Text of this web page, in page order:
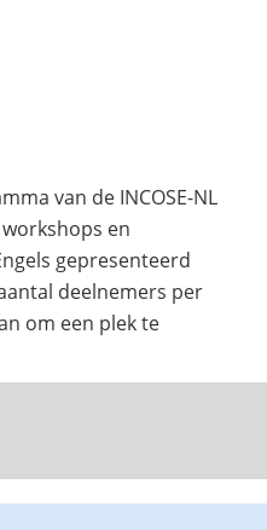
van de INCOSE-NL
en
gepresenteerd
deelnemers per
om een plek te